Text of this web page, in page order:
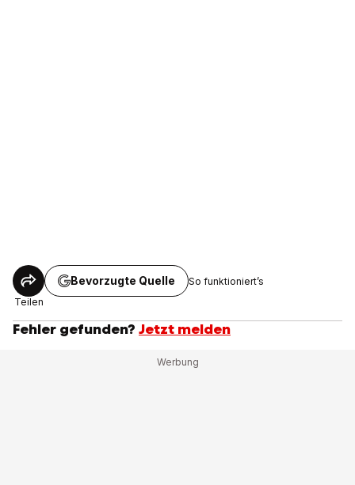
Teilen
Bevorzugte Quelle So funktioniert’s
Fehler gefunden? Jetzt melden